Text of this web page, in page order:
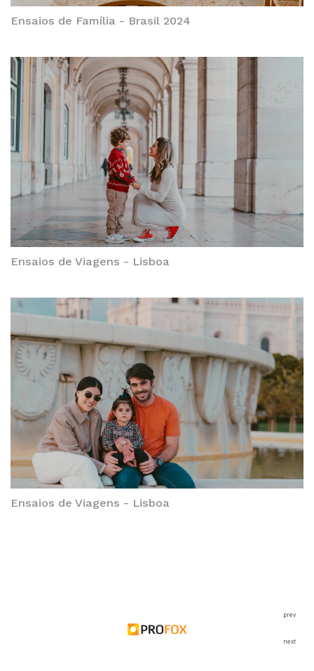
Ensaios de Família - Brasil 2024
Ensaios de Viagens - Lisboa
Ensaios de Viagens - Lisboa
prev
next